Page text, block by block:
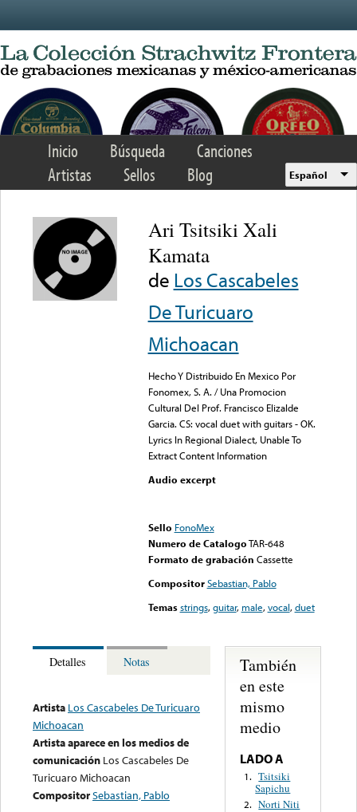
Inicio Búsqueda
Canciones
Artistas
Sellos Blog Español
Ari Tsitsiki Xali
Kamata
de Los Cascabeles
De Turicuaro
Michoacan
Hecho Y Distribuido En Mexico Por
Fonomex, S. A. / Una Promocion
Cultural Del Prof. Francisco Elizalde
Garcia. CS: vocal duet with guitars - OK.
Lyrics In Regional Dialect, Unable To
Extract Content Information
Audio excerpt
Sello FonoMex
Numero de CatalogoTAR-648
Formato de grabación Cassette
Compositor Sebastian, Pablo
Temas strings,guitar, male,vocal,duet
Detalles Notas
Artista Los Cascabeles De Turicuaro
Michoacan
Artista aparece en los medios de
comunicación Los Cascabeles De
Turicuaro Michoacan
CompositorSebastian, Pablo
También
en este
mismo
medio
LADO A
1. Tsitsiki
Sapichu
2. Norti Niti